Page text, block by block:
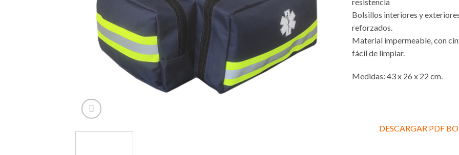
Bolsillos interiores y
reforzados.
Material impermeable, con
fácil de limpiar.
Medidas: 43 x 26 x 22 cm.
DESCARGAR PDF